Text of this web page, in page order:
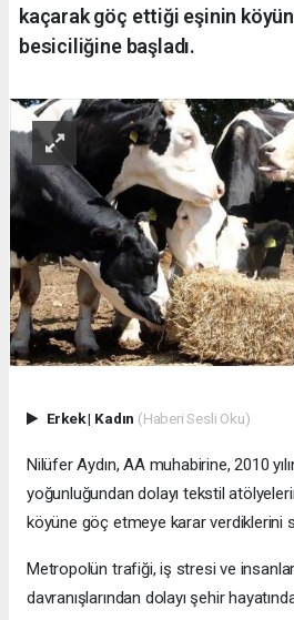
kaçarak göç ettiği eşinin
besiciliğine başladı.
Erkek| Kadın (Haberi Sesli Oku)
Nilüfer Aydın, AA muhabirine, 2010
yoğunluğundan dolayı tekstil
köyüne göç etmeye karar verdiklerini
Metropolün trafiği, iş stresi ve
davranışlarından dolayı şehir